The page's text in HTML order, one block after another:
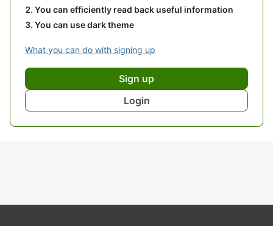
You can efficiently read back useful information
You can use dark theme
What you can do with signing up
Sign up
Login